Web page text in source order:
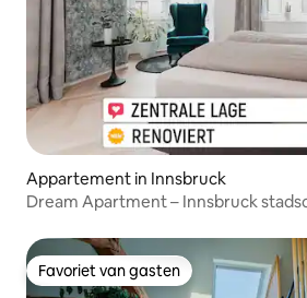
Appartement in Innsbruck
Dream Apartment – Innsbruck
Favoriet van gasten
Favoriet van gasten